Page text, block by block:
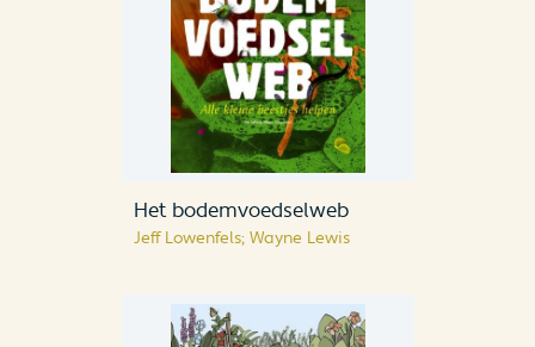
Het bodemvoedselweb
Jeff Lowenfels; Wayne Lewis